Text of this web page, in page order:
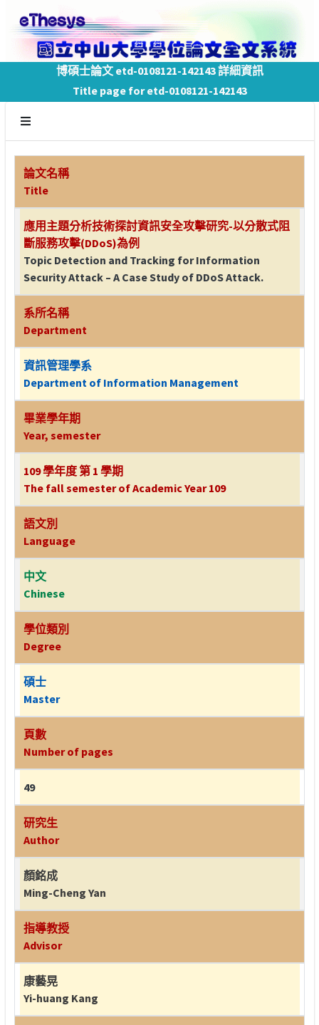
博碩士論文 etd-0108121-142143 詳細資訊
Title page for etd-0108121-142143
論文名稱
Title
應用主題分析技術探討資訊安全攻擊研究-以分散式阻
斷服務攻擊(DDoS)為例
Topic Detection and Tracking for Information
Security Attack – A Case Study of DDoS Attack.
系所名稱
Department
資訊管理學系
Department of Information Management
畢業學年期
Year, semester
109 學年度 第 1 學期
The fall semester of Academic Year 109
語文別
Language
中文
Chinese
學位類別
Degree
碩士
Master
頁數
Number of pages
49
研究生
Author
顏銘成
Ming-Cheng Yan
指導教授
Advisor
康藝晃
Yi-huang Kang